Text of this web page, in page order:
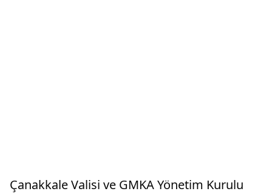
Çanakkale Valisi ve GMKA Yönetim Kurulu